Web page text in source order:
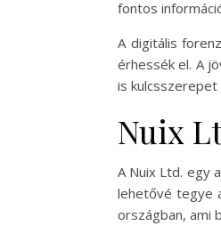
fontos
A digitális
érhessék el. A
is kulcsszerepet
Nuix
A Nuix Ltd. egy
lehetővé tegye
országban, ami